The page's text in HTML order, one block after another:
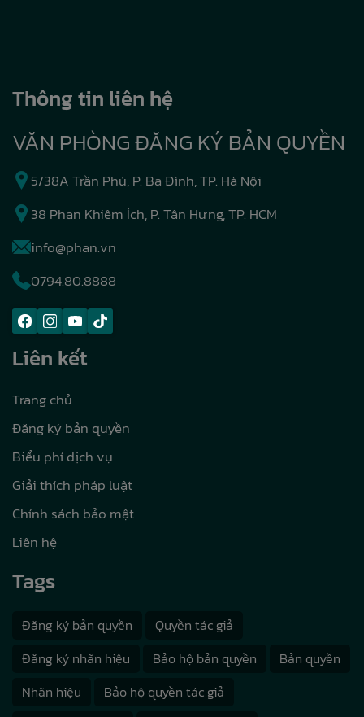
Thông tin liên hệ
VĂN PHÒNG ĐĂNG KÝ BẢN QUYỀN
5/38A Trần Phú, P. Ba Đình, TP. Hà Nội
38 Phan Khiêm Ích, P. Tân Hưng, TP. HCM
info@phan.vn
0794.80.8888
Liên kết
Trang chủ
Đăng ký bản quyền
Biểu phí dịch vụ
Giải thích pháp luật
Chính sách bảo mật
Liên hệ
Tags
Đăng ký bản quyền
Quyền tác giả
Đăng ký nhãn hiệu
Bảo hộ bản quyền
Bản quyền
Nhãn hiệu
Bảo hộ quyền tác giả